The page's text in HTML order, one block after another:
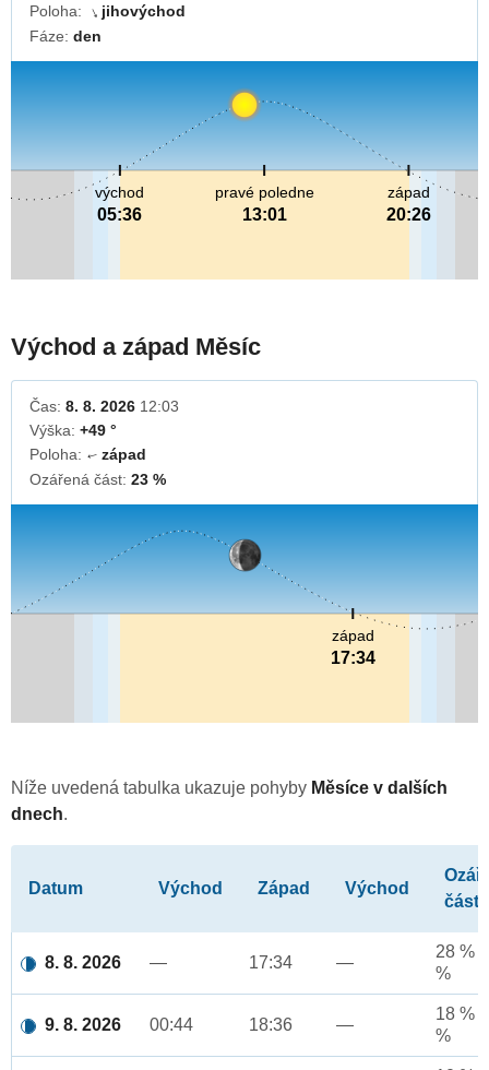
Poloha:
↓ jihovýchod
Fáze: den
pravé poledne
13:01
východ
05:36
západ
20:26
Východ a západ Měsíc
Čas: 8. 8. 2026 12:03
Výška: +49 °
Poloha: ↓západ
Ozářená část: 23 %
západ
17:34
Níže uvedená tabulka ukazuje pohyby Měsíce v dalších
dnech.
Datum Východ Západ Východ
část
8. 8. 2026 — 17:34 —
28 %
%
9. 8. 2026 00:44 18:36 —
18 %
%